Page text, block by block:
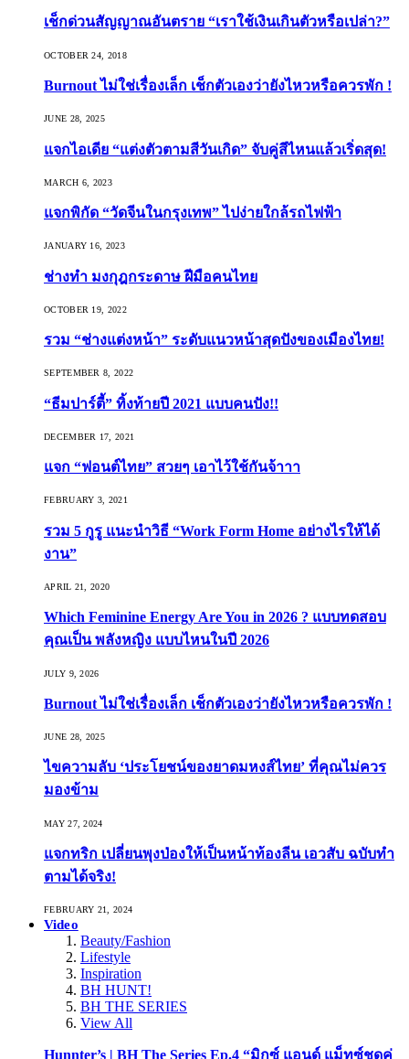
เช็กด่วนสัญญาณอันตราย “เราใช้เงินเกินตัวหรือเปล่า?”
OCTOBER 24, 2018
Burnout ไม่ใช่เรื่องเล็ก เช็กตัวเองว่ายังไหวหรือควรพัก !
JUNE 28, 2025
แจกไอเดีย “แต่งตัวตามสีวันเกิด” จับคู่สีไหนแล้วเริ่ดสุด!
MARCH 6, 2023
แจกพิกัด “วัดจีนในกรุงเทพ” ไปง่ายใกล้รถไฟฟ้า
JANUARY 16, 2023
ช่างทำ มงกุฎกระดาษ ฝีมือคนไทย
OCTOBER 19, 2022
รวม “ช่างแต่งหน้า” ระดับแนวหน้าสุดปังของเมืองไทย!
SEPTEMBER 8, 2022
“ธีมปาร์ตี้” ทิ้งท้ายปี 2021 แบบคนปัง!!
DECEMBER 17, 2021
แจก “ฟอนต์ไทย” สวยๆ เอาไว้ใช้กันจ้าาา
FEBRUARY 3, 2021
รวม 5 กูรู แนะนำวิธี “Work Form Home อย่างไรให้ได้
งาน”
APRIL 21, 2020
Which Feminine Energy Are You in 2026 ? แบบทดสอบ
คุณเป็น พลังหญิง แบบไหนในปี 2026
JULY 9, 2026
Burnout ไม่ใช่เรื่องเล็ก เช็กตัวเองว่ายังไหวหรือควรพัก !
JUNE 28, 2025
ไขความลับ ‘ประโยชน์ของยาดมหงส์ไทย’ ที่คุณไม่ควร
มองข้าม
MAY 27, 2024
แจกทริก เปลี่ยนพุงป่องให้เป็นหน้าท้องลีน เอวสับ ฉบับทำ
ตามได้จริง!
FEBRUARY 21, 2024
Video
Beauty/Fashion
Lifestyle
Inspiration
BH HUNT!
BH THE SERIES
View All
Hunnter’s | BH The Series Ep.4 “มิกซ์ แอนด์ แม็ทซ์ชุดคู่